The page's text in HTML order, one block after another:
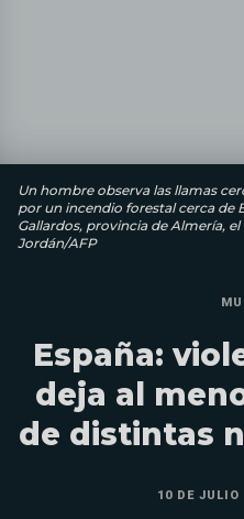
Un hombre observa las llamas
por un incendio forestal cerca de
Gallardos, provincia de Almería, el
Jordán/AFP
España:
deja al
de distintas
10 DE JULIO